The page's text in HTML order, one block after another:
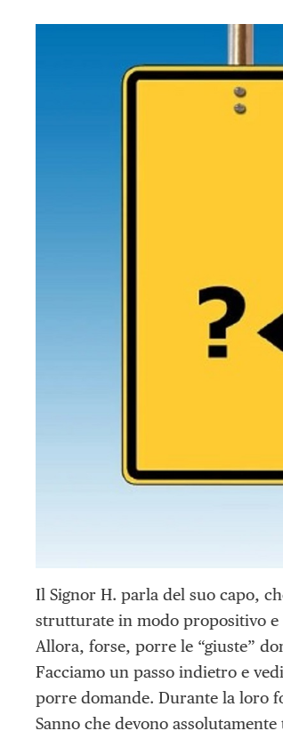
Il Signor H. parla del suo capo,
strutturate in modo propositivo
Allora, forse, porre le “giuste”
Facciamo un passo indietro e
porre domande. Durante la loro
Sanno che devono